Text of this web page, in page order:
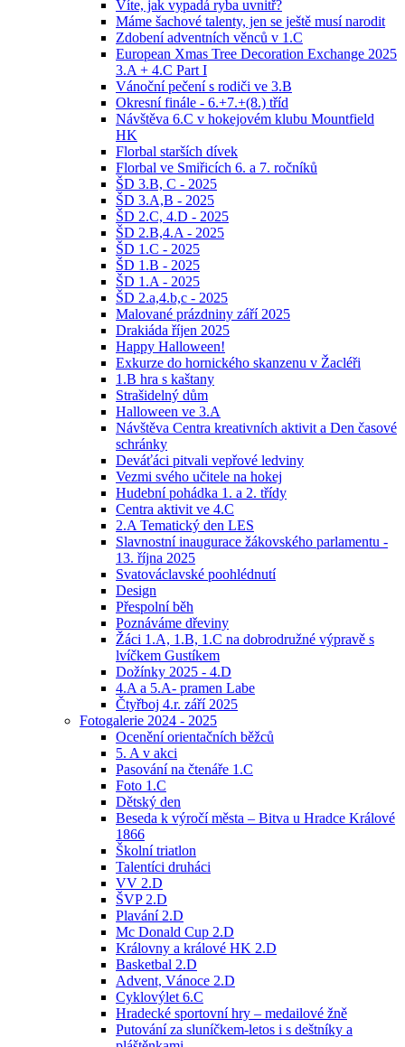
Víte, jak vypadá ryba uvnitř?
Máme šachové talenty, jen se ještě musí narodit
Zdobení adventních věnců v 1.C
European Xmas Tree Decoration Exchange 2025
3.A + 4.C Part I
Vánoční pečení s rodiči ve 3.B
Okresní finále - 6.+7.+(8.) tříd
Návštěva 6.C v hokejovém klubu Mountfield
HK
Florbal starších dívek
Florbal ve Smiřicích 6. a 7. ročníků
ŠD 3.B, C - 2025
ŠD 3.A,B - 2025
ŠD 2.C, 4.D - 2025
ŠD 2.B,4.A - 2025
ŠD 1.C - 2025
ŠD 1.B - 2025
ŠD 1.A - 2025
ŠD 2.a,4.b,c - 2025
Malované prázdniny září 2025
Drakiáda říjen 2025
Happy Halloween!
Exkurze do hornického skanzenu v Žacléři
1.B hra s kaštany
Strašidelný dům
Halloween ve 3.A
Návštěva Centra kreativních aktivit a Den časové
schránky
Deváťáci pitvali vepřové ledviny
Vezmi svého učitele na hokej
Hudební pohádka 1. a 2. třídy
Centra aktivit ve 4.C
2.A Tematický den LES
Slavnostní inaugurace žákovského parlamentu -
13. října 2025
Svatováclavské poohlédnutí
Design
Přespolní běh
Poznáváme dřeviny
Žáci 1.A, 1.B, 1.C na dobrodružné výpravě s
lvíčkem Gustíkem
Dožínky 2025 - 4.D
4.A a 5.A- pramen Labe
Čtyřboj 4.r. září 2025
Fotogalerie 2024 - 2025
Ocenění orientačních běžců
5. A v akci
Pasování na čtenáře 1.C
Foto 1.C
Dětský den
Beseda k výročí města – Bitva u Hradce Králové
1866
Školní triatlon
Talentíci druháci
VV 2.D
ŠVP 2.D
Plavání 2.D
Mc Donald Cup 2.D
Královny a králové HK 2.D
Basketbal 2.D
Advent, Vánoce 2.D
Cyklovýlet 6.C
Hradecké sportovní hry – medailové žně
Putování za sluníčkem-letos i s deštníky a